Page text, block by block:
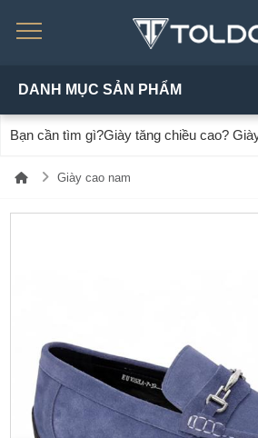
DANH MỤC SẢN PHẨM
Giày cao nam